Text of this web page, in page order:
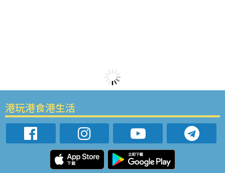
港玩港食港生活